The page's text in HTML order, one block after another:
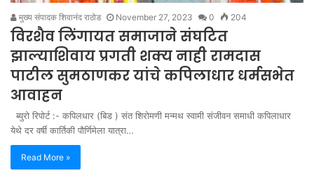
मुख्य संपादक शिवानंद राठोड November 27, 2023 0 204
विरशैव लिंगायत समाजाने संघटित
झाल्याशिवाय प्रगती शक्य नाही रामदास
पाटील सुमठाणकर यांचे कपिलाधार धर्मसभेत
आवाहन
ब्युरो रिपोर्ट :- कपिलधार (बिड ) संत शिरोमणी मन्मथ स्वामी संजीवन समाधी कपिलाधार
येथे दर वर्षी कार्तिकी पौर्णिमेला यात्रा…
Read More »